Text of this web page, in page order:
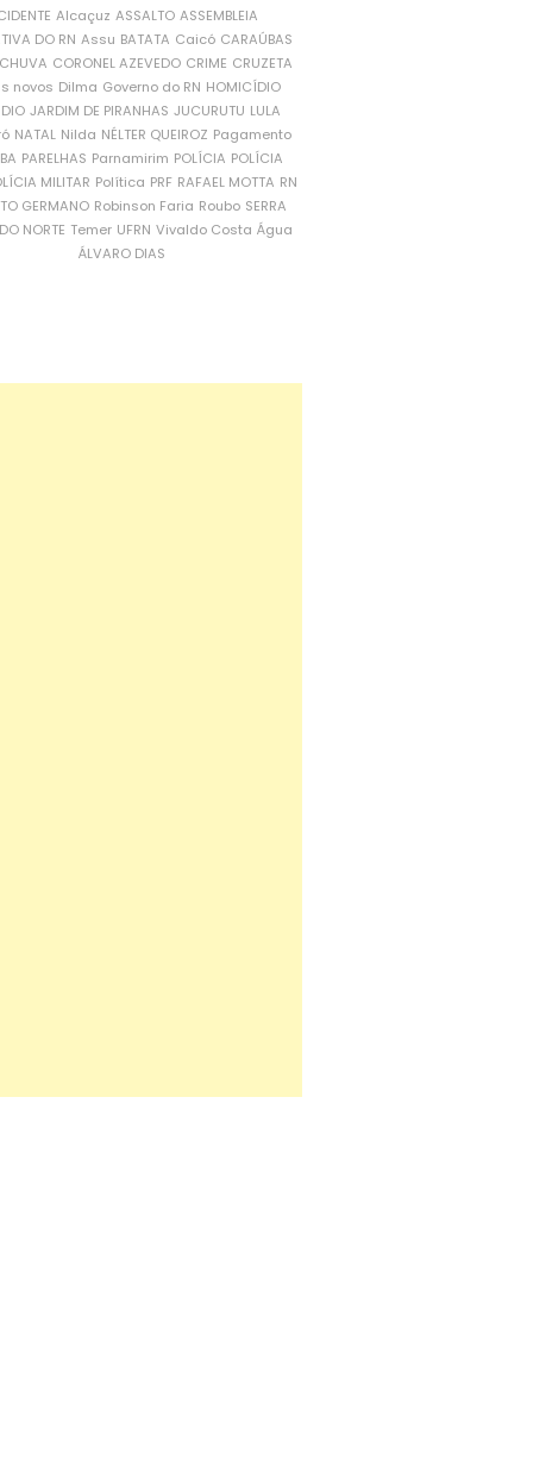
Alcaçuz ASSALTO ASSEMBLEIA
DO RN Assu BATATA Caicó CARAÚBAS
CORONEL AZEVEDO CRIME CRUZETA
novos Dilma Governo do RN HOMICÍDIO
JARDIM DE PIRANHAS JUCURUTU LULA
NATAL Nilda NÉLTER QUEIROZ Pagamento
PARELHAS Parnamirim POLÍCIA POLÍCIA
MILITAR Política PRF RAFAEL MOTTA RN
GERMANO Robinson Faria Roubo SERRA
NORTE Temer UFRN Vivaldo Costa Água
ÁLVARO DIAS